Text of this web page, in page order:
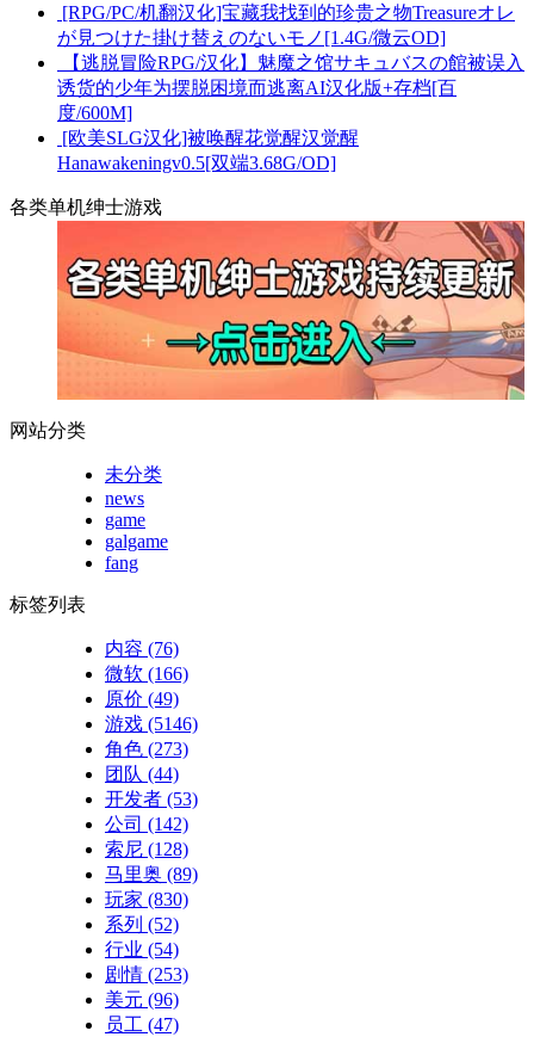
[RPG/PC/机翻汉化]宝藏我找到的珍贵之物Treasureオレ
が見つけた掛け替えのないモノ[1.4G/微云OD]
【逃脱冒险RPG/汉化】魅魔之馆サキュバスの館被误入
诱货的少年为摆脱困境而逃离AI汉化版+存档[百
度/600M]
[欧美SLG汉化]被唤醒花觉醒汉觉醒
Hanawakeningv0.5[双端3.68G/OD]
各类单机绅士游戏
网站分类
未分类
news
game
galgame
fang
标签列表
内容 (76)
微软 (166)
原价 (49)
游戏 (5146)
角色 (273)
团队 (44)
开发者 (53)
公司 (142)
索尼 (128)
马里奥 (89)
玩家 (830)
系列 (52)
行业 (54)
剧情 (253)
美元 (96)
员工 (47)